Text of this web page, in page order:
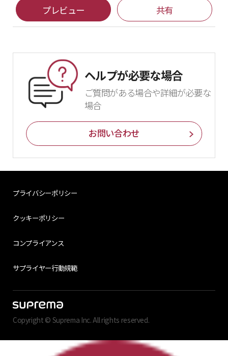
プレビュー 共有
ヘルプが必要な場合
ご質問がある場合や詳細が必要な
場合
お問い合わせ
プライバシーポリシー
クッキーポリシー
コンプライアンス
サプライヤー行動規範
Copyright © Suprema Inc. All rights reserved.